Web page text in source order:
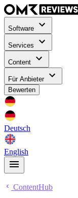
Software
Services
Content
Für Anbieter
Bewerten
Deutsch
English
ContentHub